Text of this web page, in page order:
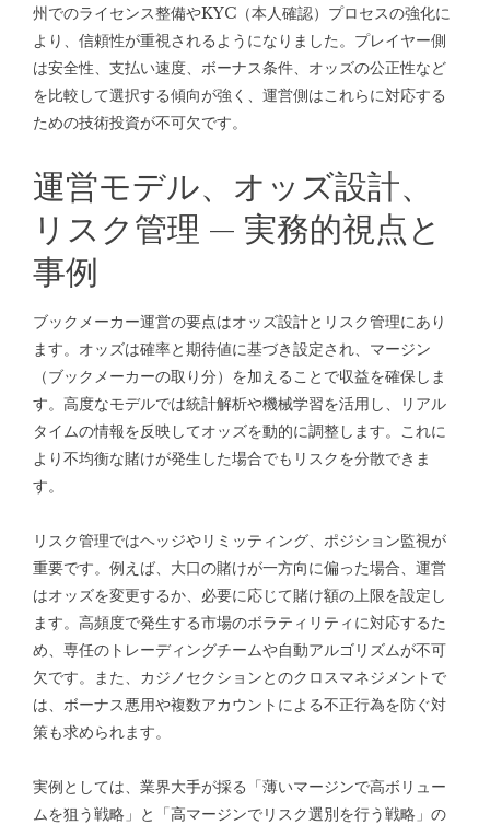
州でのライセンス整備やKYC（本人確認）プロセスの強化に
より、信頼性が重視されるようになりました。プレイヤー側
は安全性、支払い速度、ボーナス条件、オッズの公正性など
を比較して選択する傾向が強く、運営側はこれらに対応する
ための技術投資が不可欠です。
運営モデル、オッズ設計、
リスク管理 — 実務的視点と
事例
ブックメーカー運営の要点はオッズ設計とリスク管理にあり
ます。オッズは確率と期待値に基づき設定され、マージン
（ブックメーカーの取り分）を加えることで収益を確保しま
す。高度なモデルでは統計解析や機械学習を活用し、リアル
タイムの情報を反映してオッズを動的に調整します。これに
より不均衡な賭けが発生した場合でもリスクを分散できま
す。
リスク管理ではヘッジやリミッティング、ポジション監視が
重要です。例えば、大口の賭けが一方向に偏った場合、運営
はオッズを変更するか、必要に応じて賭け額の上限を設定し
ます。高頻度で発生する市場のボラティリティに対応するた
め、専任のトレーディングチームや自動アルゴリズムが不可
欠です。また、カジノセクションとのクロスマネジメントで
は、ボーナス悪用や複数アカウントによる不正行為を防ぐ対
策も求められます。
実例としては、業界大手が採る「薄いマージンで高ボリュー
ムを狙う戦略」と「高マージンでリスク選別を行う戦略」の